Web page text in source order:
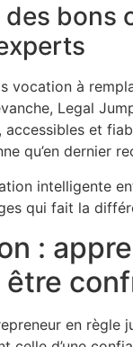
des bons
vocation à
Legal
accessibles et
qu’en dernier
intelligente
qui fait la
:
être
en règle